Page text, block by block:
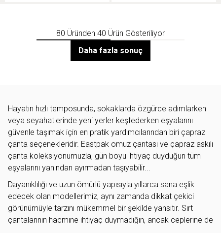
80 Üründen 40 Ürün Gösteriliyor
Daha fazla sonuç
Hayatın hızlı temposunda, sokaklarda özgürce adımlarken
veya seyahatlerinde yeni yerler keşfederken eşyalarını
güvenle taşımak için en pratik yardımcılarından biri çapraz
çanta seçenekleridir. Eastpak omuz çantası ve çapraz askılı
çanta koleksiyonumuzla, gün boyu ihtiyaç duyduğun tüm
eşyalarını yanından ayırmadan taşıyabilir...
Dayanıklılığı ve uzun ömürlü yapısıyla yıllarca sana eşlik
edecek olan modellerimiz, aynı zamanda dikkat çekici
görünümüyle tarzını mükemmel bir şekilde yansıtır. Sırt
çantalarının hacmine ihtiyaç duymadığın, ancak ceplerine de